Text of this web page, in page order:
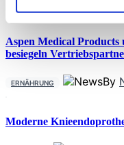
Aspen Medical
besiegeln
ERNÄHRUNG By
Moderne